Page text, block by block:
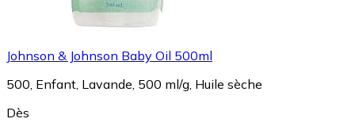
Johnson & Johnson Baby Oil 500ml
500, Enfant, Lavande, 500 ml/g, Huile sèche
Dès